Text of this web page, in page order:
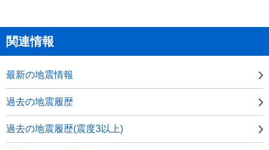
関連情報
最新の地震情報
過去の地震履歴
過去の地震履歴(震度3以上)